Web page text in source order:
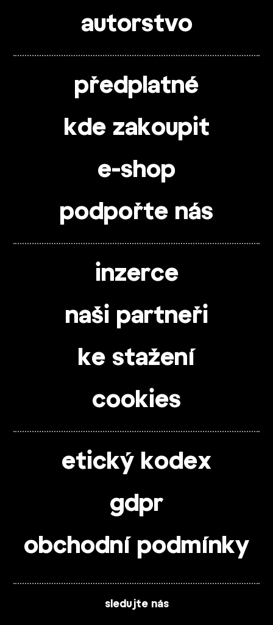
autorstvo
předplatné
kde zakoupit
e-shop
podpořte nás
inzerce
naši partneři
ke stažení
cookies
etický kodex
gdpr
obchodní podmínky
sledujte nás